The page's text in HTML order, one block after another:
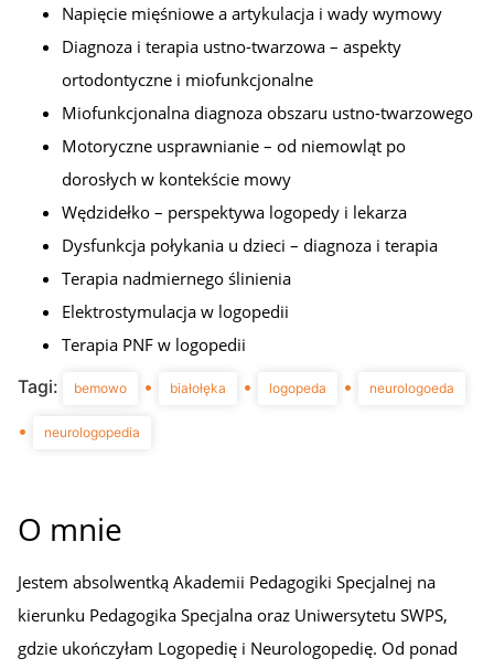
Napięcie mięśniowe a artykulacja i wady wymowy
Diagnoza i terapia ustno-twarzowa – aspekty
ortodontyczne i miofunkcjonalne
Miofunkcjonalna diagnoza obszaru ustno-twarzowego
Motoryczne usprawnianie – od niemowląt po
dorosłych w kontekście mowy
Wędzidełko – perspektywa logopedy i lekarza
Dysfunkcja połykania u dzieci – diagnoza i terapia
Terapia nadmiernego ślinienia
Elektrostymulacja w logopedii
Terapia PNF w logopedii
Tagi:
bemowo • białołęka • logopeda • neurologoeda
• neurologopedia
O mnie
Jestem absolwentką Akademii Pedagogiki Specjalnej na
kierunku Pedagogika Specjalna oraz Uniwersytetu SWPS,
gdzie ukończyłam Logopedię i Neurologopedię. Od ponad